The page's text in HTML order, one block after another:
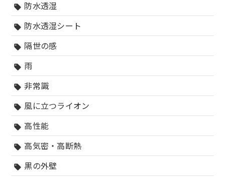
sell 防水透湿
sell 防水透湿シート
sell 隔世の感
sell 雨
sell 非常識
sell 風に立つライオン
sell 高性能
sell 高気密・高断熱
sell 黒の外壁